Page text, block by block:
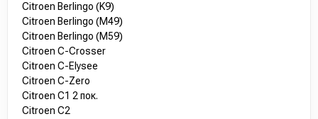
Citroen Berlingo (K9)
Citroen Berlingo (M49)
Citroen Berlingo (M59)
Citroen C-Crosser
Citroen C-Elysee
Citroen C-Zero
Citroen C1 2 пок.
Citroen C2